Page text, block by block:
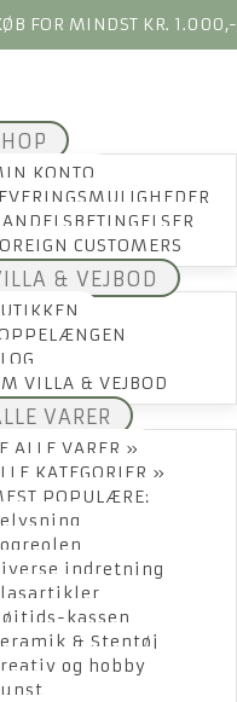
FOR MINDST KR. 1.000,-
KONTO
CUSTOMERS
& VEJBOD
VILLA & VEJBOD
VARER
ALLE VARER »
KATEGORIER »
POPULÆRE:
indretning
kassen
& Stentøj
og hobby